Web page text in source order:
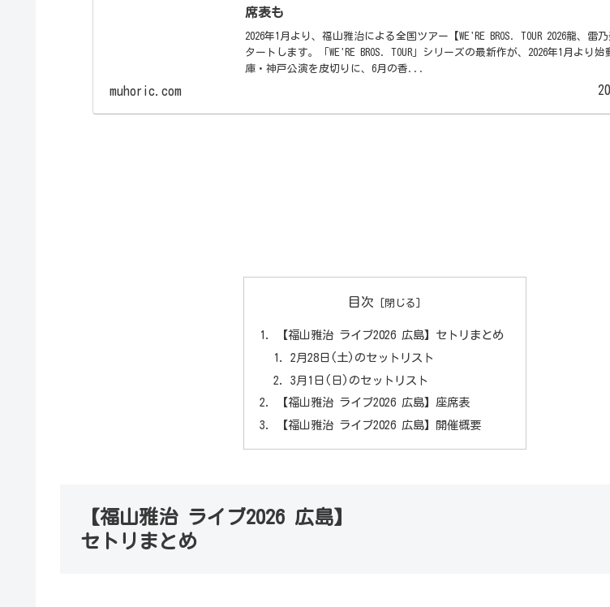
席表も
2026年1月より、福山雅治による全国ツアー【WE'RE BROS. TOUR 2026龍、雷
タートします。「WE'RE BROS. TOUR」シリーズの最新作が、2026年1月より始
庫・神戸公演を皮切りに、6月の香...
muhoric.com
目次
【福山雅治 ライブ2026 広島】セトリまとめ
2月28日(土)のセットリスト
3月1日(日)のセットリスト
【福山雅治 ライブ2026 広島】座席表
【福山雅治 ライブ2026 広島】開催概要
【福山雅治 ライブ2026 広島】
セトリまとめ